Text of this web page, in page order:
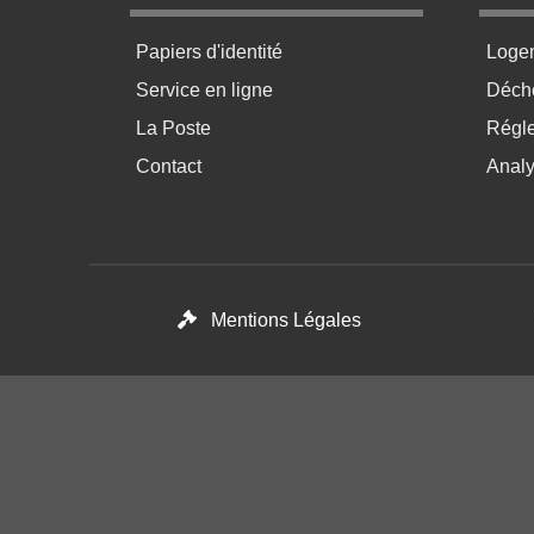
Menu pratique bas de page 1
Papiers d'identité
Service en ligne
La Poste
Contact
Mentions Légales